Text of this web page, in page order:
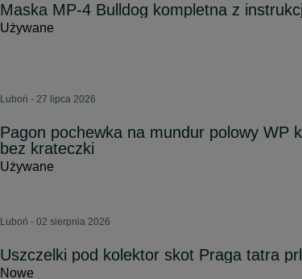
Maska MP-4 Bulldog kompletna z
Używane
Luboń - 27 lipca 2026
Pagon pochewka na mundur polowy WP
bez krateczki
Używane
Luboń - 02 sierpnia 2026
Uszczelki pod kolektor skot Praga tatra prl
Nowe